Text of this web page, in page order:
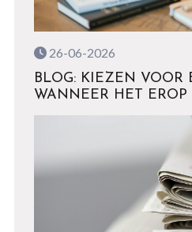
26-06-2026
BLOG: KIEZEN VOOR
WANNEER HET